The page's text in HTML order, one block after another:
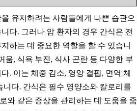
유지하려는 사람들에게 나쁜 습관으
다. 그러나 암 환자의 경우 간식은 전
하는 데 중요한 역할을 할 수 있습니
움, 식욕 부진, 식사 곤란 등 다양한 부
. 이는 체중 감소, 영양 결핍, 면역 체
다. 간식은 필수 영양소와 칼로리를
와 같은 증상을 관리하는 데 도움을 줌